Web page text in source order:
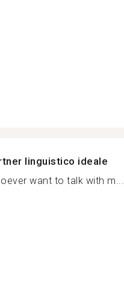
linguistico ideale
want to talk with m...